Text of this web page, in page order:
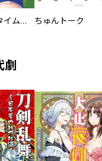
スーパー恋愛タイム！～現場でドＳな彼女は自宅でデレる～ ちゅんトーク
劇